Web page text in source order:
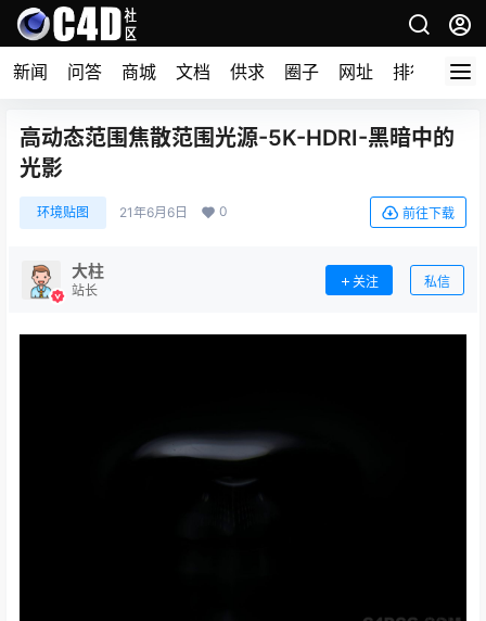
新闻 问答 商城 文档 供求 圈子 网址 排行榜
高动态范围焦散范围光源-5K-HDRI-黑暗中的
光影
环境贴图 21年6月6日 0 前往下载
大柱
站长
关注 私信